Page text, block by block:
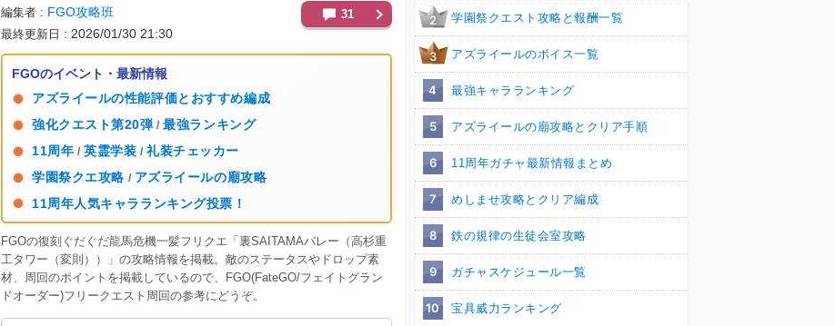
編集者 FGO攻略班
最終更新日 2026/01/30 21:30
31
FGOのイベント・最新情報
アズライールの性能評価とおすすめ編成
強化クエスト第20弾 / 最強ランキング
11周年 / 英霊学装 / 礼装チェッカー
学園祭クエ攻略 / アズライールの廟攻略
11周年人気キャラランキング投票！
FGOの復刻ぐだぐだ龍馬危機一髪フリクエ「裏SAITAMAバレー（高杉重
工タワー（変則））」の攻略情報を掲載。敵のステータスやドロップ素
材、周回のポイントを掲載しているので、FGO(FateGO/フェイトグラン
ドオーダー)フリークエスト周回の参考にどうぞ。
2 学園祭クエスト攻略と報酬一覧
3 アズライールのボイス一覧
4 最強キャラランキング
5 アズライールの廟攻略とクリア手順
6 11周年ガチャ最新情報まとめ
7 めしませ攻略とクリア編成
8 鉄の規律の生徒会室攻略
9 ガチャスケジュール一覧
10 宝具威力ランキング